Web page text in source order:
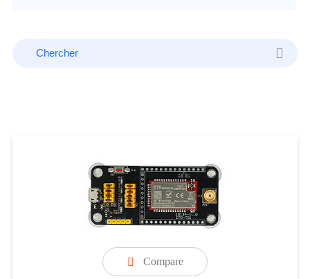
 Compare